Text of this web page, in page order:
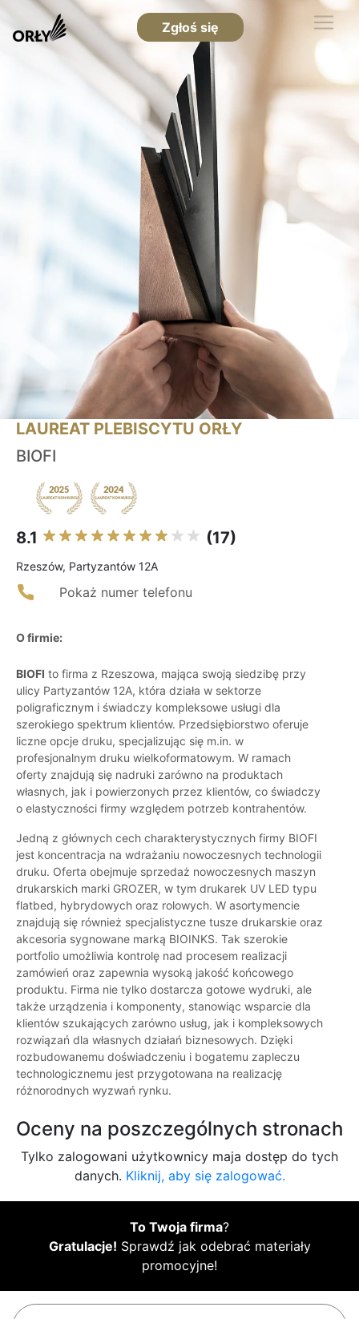
Zgłoś się
LAUREAT PLEBISCYTU ORŁY
BIOFI
8.1 (17)
Rzeszów, Partyzantów 12A
Pokaż numer telefonu
O firmie:
BIOFI to firma z Rzeszowa, mająca swoją siedzibę przy
ulicy Partyzantów 12A, która działa w sektorze
poligraficznym i świadczy kompleksowe usługi dla
szerokiego spektrum klientów. Przedsiębiorstwo oferuje
liczne opcje druku, specjalizując się m.in. w
profesjonalnym druku wielkoformatowym. W ramach
oferty znajdują się nadruki zarówno na produktach
własnych, jak i powierzonych przez klientów, co świadczy
o elastyczności firmy względem potrzeb kontrahentów.
Jedną z głównych cech charakterystycznych firmy BIOFI
jest koncentracja na wdrażaniu nowoczesnych technologii
druku. Oferta obejmuje sprzedaż nowoczesnych maszyn
drukarskich marki GROZER, w tym drukarek UV LED typu
flatbed, hybrydowych oraz rolowych. W asortymencie
znajdują się również specjalistyczne tusze drukarskie oraz
akcesoria sygnowane marką BIOINKS. Tak szerokie
portfolio umożliwia kontrolę nad procesem realizacji
zamówień oraz zapewnia wysoką jakość końcowego
produktu. Firma nie tylko dostarcza gotowe wydruki, ale
także urządzenia i komponenty, stanowiąc wsparcie dla
klientów szukających zarówno usług, jak i kompleksowych
rozwiązań dla własnych działań biznesowych. Dzięki
rozbudowanemu doświadczeniu i bogatemu zapleczu
technologicznemu jest przygotowana na realizację
różnorodnych wyzwań rynku.
Oceny na poszczególnych stronach
Tylko zalogowani użytkownicy maja dostęp do tych
danych. Kliknij, aby się zalogować.
To Twoja firma?
Gratulacje! Sprawdź jak odebrać materiały
promocyjne!